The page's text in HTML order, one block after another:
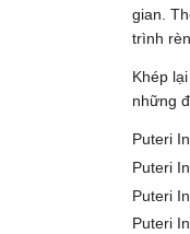
gian.
trình
Khép
những
Puteri
Puteri
Puteri
Puteri